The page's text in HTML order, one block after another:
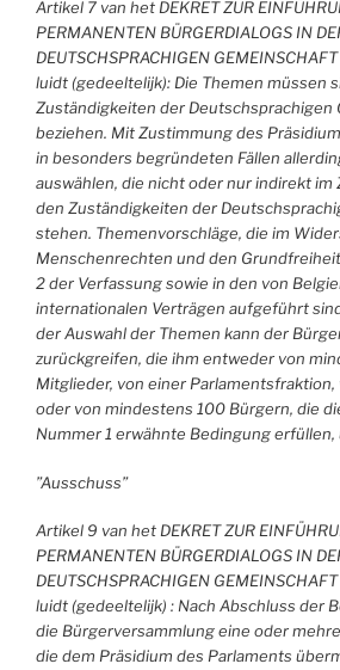
Artikel 7 van het DEKRET ZUR
PERMANENTEN BÜRGERDIALOGS IN
DEUTSCHSPRACHIGEN
luidt (gedeeltelijk): Die Themen müssen
Zuständigkeiten der Deutschsprachigen
beziehen. Mit Zustimmung des
in besonders begründeten Fällen
auswählen, die nicht oder nur indirekt im
den Zuständigkeiten der
stehen. Themenvorschläge, die im
Menschenrechten und den
2 der Verfassung sowie in den von
internationalen Verträgen aufgeführt
der Auswahl der Themen kann der
zurückgreifen, die ihm entweder von
Mitglieder, von einer
oder von mindestens 100 Bürgern, die
Nummer 1 erwähnte Bedingung
”Ausschuss”
Artikel 9 van het DEKRET ZUR
PERMANENTEN BÜRGERDIALOGS IN
DEUTSCHSPRACHIGEN
luidt (gedeeltelijk) : Nach Abschluss der
die Bürgerversammlung eine oder
die dem Präsidium des Parlaments